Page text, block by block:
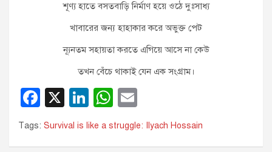
শূণ্য হাতে বসতবাড়ি নির্মাণ হয়ে ওঠে দুঃসাধ্য
খাবারের জন্য হাহাকার করে অভুক্ত পেট
ন্যূনতম সহায়তা করতে এগিয়ে আসে না কেউ
তখন বেঁচে থাকাই যেন এক সংগ্রাম।
F
a
c
X
Li
n
k
W
h
at
m
ail
Tags: Survival is like a struggle: Ilyach Hossain